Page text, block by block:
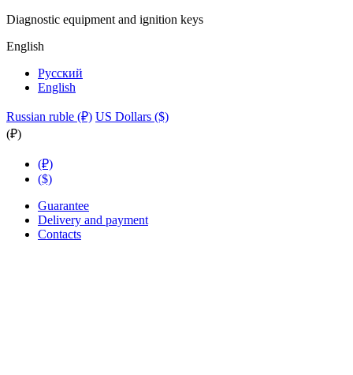
Diagnostic equipment and ignition keys
English
Русский
English
Russian ruble (₽) US Dollars ($)
(₽)
(₽)
($)
Guarantee
Delivery and payment
Contacts